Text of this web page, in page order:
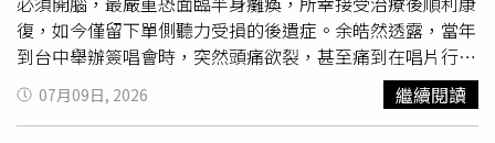
事項，可全權負責，因此便不會細究，可加速流程。」然而
這樣的作法，卻讓審查制度形同虛設，最終出包就由建築師
一人承擔。此次連署發起人有公會成員、建築學者，以及我
國建築師最高榮譽「傑出建築師獎」多名獲獎人。呂欽文強
調，發起聯署不是要指吳省斯建築師過世與國泰桃園置地一
可的防蚊藥劑、住在有紗窗、紗門或空調的房舍等。自流行
地區返國後，無論是否出現疑似症狀，男性在3個月內及女
性在2個月內均應使用保險套，採取安全性行為，或避免性
行為，男性之性伴侶若為孕婦，則性行為時應戴保險套或避
免性行為至性伴侶分娩。另請落實自主防蚊措施至少3週，
復，如今僅留下單側聽力受損的後遺症。余皓然透露，當年
到台中舉辦簽唱會時，突然頭痛欲裂，甚至痛到在唱片行地
上打滾、嘔吐，止痛藥完全無效，返家就醫卻被診斷為智齒
發炎。沒想到5天後再次劇烈頭痛，父親立刻將她送往台大
醫院急診，檢查後確診先天腦血管畸形造成蜘蛛網膜下腔出
07月09日, 2026 繼續閱讀